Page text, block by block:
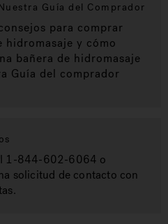
Guía del Comprador
para comprar
hidromasaje y cómo
bañera de hidromasaje
Guía del comprador
1-844-602-6064 o
solicitud de contacto con